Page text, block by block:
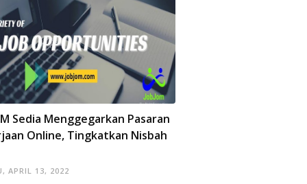
Sedia Menggegarkan Pasaran
Online, Tingkatkan Nisbah
APRIL 13, 2022